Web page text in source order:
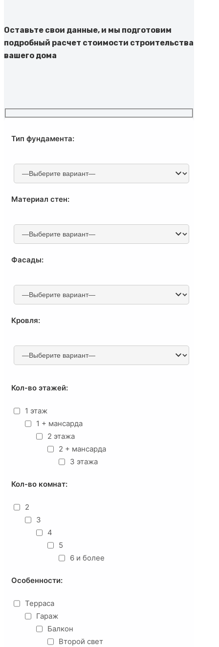
Оставьте свои данные, и мы подготовим
подробный расчет стоимости строительства
вашего дома
Тип фундамента:
Материал стен:
Фасады:
Кровля:
Кол-во этажей:
1 этаж
1 + мансарда
2 этажа
2 + мансарда
3 этажа
Кол-во комнат:
2
3
4
5
6 и более
Особенности:
Терраса
Гараж
Балкон
Второй свет